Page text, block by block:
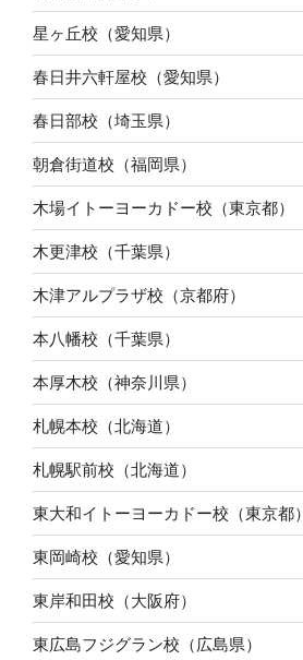
星ヶ丘校（愛知県）
春日井六軒屋校（愛知県）
春日部校（埼玉県）
朝倉街道校（福岡県）
木場イトーヨーカドー校（東京都）
木更津校（千葉県）
木津アルプラザ校（京都府）
本八幡校（千葉県）
本厚木校（神奈川県）
札幌本校（北海道）
札幌駅前校（北海道）
東大和イトーヨーカドー校（東京都）
東岡崎校（愛知県）
東岸和田校（大阪府）
東広島フジグラン校（広島県）